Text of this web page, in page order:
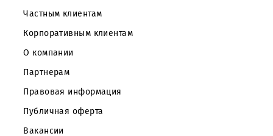
Частным клиентам